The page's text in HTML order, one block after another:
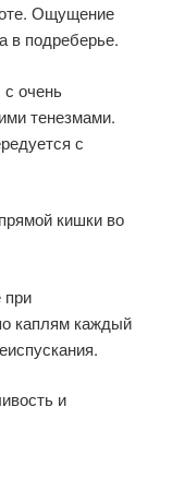
Ощущение
в подреберье.
очень
тенезмами.
с
кишки во
при
каплям каждый
и